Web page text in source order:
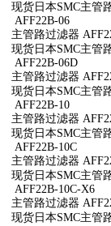
现货日本SMC主管
AFF22B-06
主管路过滤器
现货日本SMC主管
AFF22B-06D
主管路过滤器
现货日本SMC主管
AFF22B-10
主管路过滤器
现货日本SMC主管
AFF22B-10C
主管路过滤器
现货日本SMC主管
AFF22B-10C-X6
主管路过滤器
现货日本SMC主管